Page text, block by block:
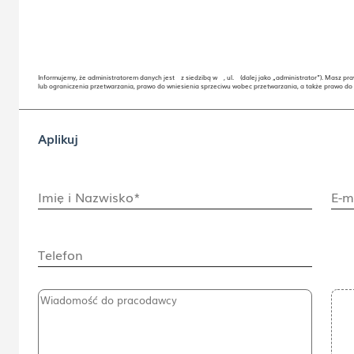
Informujemy, że administratorem danych jest z siedzibą w , ul. (dalej jako „administrator”). Masz
lub ograniczenia przetwarzania, prawo do wniesienia sprzeciwu wobec przetwarzania, a także prawo
Aplikuj
Imię i Nazwisko* E-
Telefon